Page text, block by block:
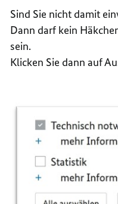
Sind Sie nicht damit
Dann darf kein
sein.
Klicken Sie dann auf